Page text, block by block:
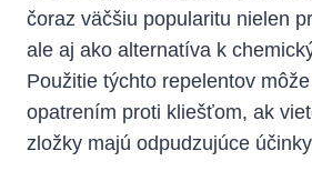
čoraz väčšiu‍ popularitu nielen
ale aj ako alternatíva k
Použitie týchto repelentov
opatrením proti kliešťom, ak
zložky majú odpudzujúce